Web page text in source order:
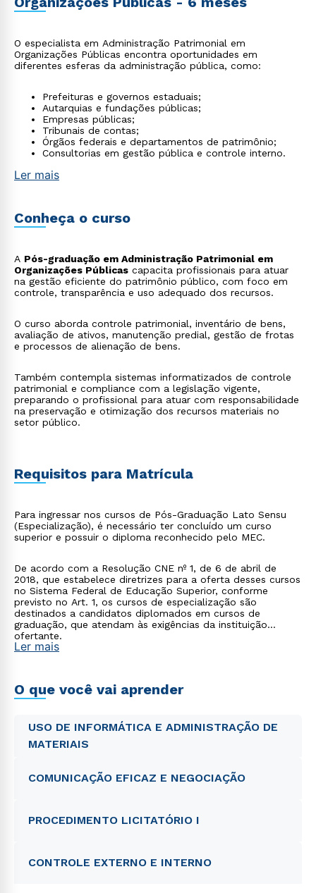
O especialista em Administração Patrimonial em
Organizações Públicas encontra oportunidades em
diferentes esferas da administração pública, como:
Prefeituras e governos estaduais;
Autarquias e fundações públicas;
Empresas públicas;
Tribunais de contas;
Órgãos federais e departamentos de patrimônio;
Consultorias em gestão pública e controle interno.
Ler mais
Conheça o curso
A Pós-graduação em Administração Patrimonial em
Organizações Públicas capacita profissionais para atuar
na gestão eficiente do patrimônio público, com foco em
controle, transparência e uso adequado dos recursos.
O curso aborda controle patrimonial, inventário de bens,
avaliação de ativos, manutenção predial, gestão de frotas
e processos de alienação de bens.
Também contempla sistemas informatizados de controle
patrimonial e compliance com a legislação vigente,
preparando o profissional para atuar com responsabilidade
na preservação e otimização dos recursos materiais no
setor público.
Requisitos para Matrícula
Para ingressar nos cursos de Pós-Graduação Lato Sensu
(Especialização), é necessário ter concluído um curso
superior e possuir o diploma reconhecido pelo MEC.
De acordo com a Resolução CNE nº 1, de 6 de abril de
2018, que estabelece diretrizes para a oferta desses cursos
no Sistema Federal de Educação Superior, conforme
previsto no Art. 1, os cursos de especialização são
destinados a candidatos diplomados em cursos de
graduação, que atendam às exigências da instituição
ofertante.
Ler mais
O que você vai aprender
USO DE INFORMÁTICA E ADMINISTRAÇÃO DE
MATERIAIS
COMUNICAÇÃO EFICAZ E NEGOCIAÇÃO
PROCEDIMENTO LICITATÓRIO I
CONTROLE EXTERNO E INTERNO